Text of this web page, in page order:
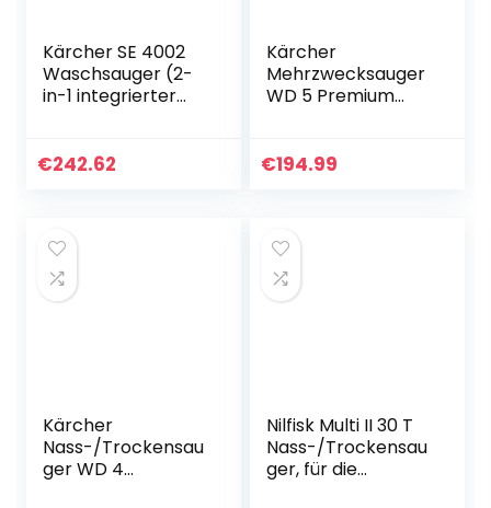
Kärcher SE 4002
Waschsauger (2-
in-1 integrierter
zur
€242.62
Kärcher
Mehrzwecksauger
WD 5 Premium
Nass- und
Schwarz, Gelb
€194.99
Kärcher
Nass-/Trockensau
ger WD 4
Nilfisk Multi II 30 T
Nass-/Trockensau
ger, für die